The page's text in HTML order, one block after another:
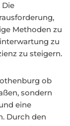
Die
Methoden zu
zu
zu steigern.
ob
sondern
eine
Durch den